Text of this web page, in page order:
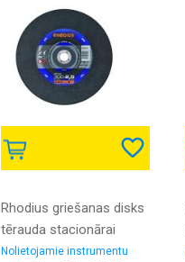
Rhodius griešanas disks
tērauda stacionārai
griešanai ST34
Nolietojamie instrumentu